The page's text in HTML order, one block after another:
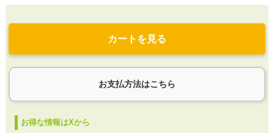
カートを見る
お支払方法はこちら
お得な情報はXから